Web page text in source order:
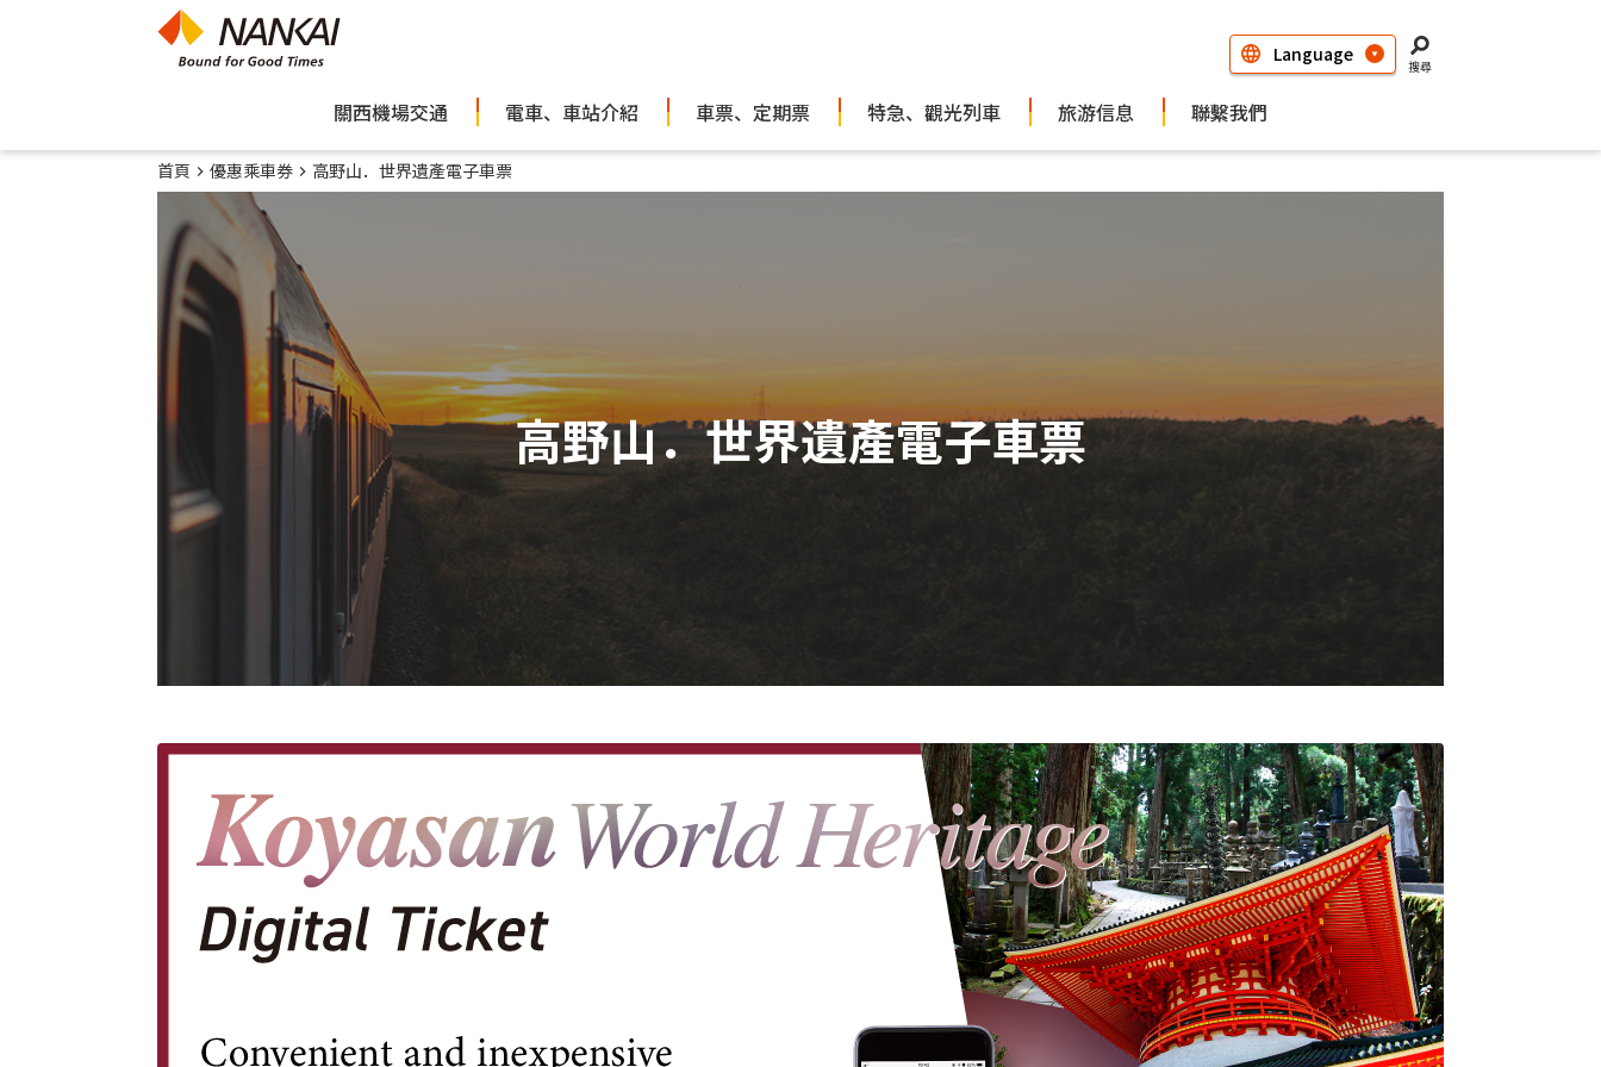
搜尋
關西機場交通 電車、車站介紹 車票、定期票 特急、觀光列車 旅游信息 聯繫我們
首頁 優惠乘車券 高野山．世界遺產電子車票
高野山．世界遺產電子車票